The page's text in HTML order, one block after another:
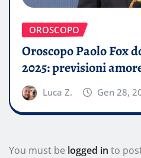
OROSCOPO
Oroscopo Paolo Fox
2025: previsioni
Luca Z. Gen 28,
You must be logged in to